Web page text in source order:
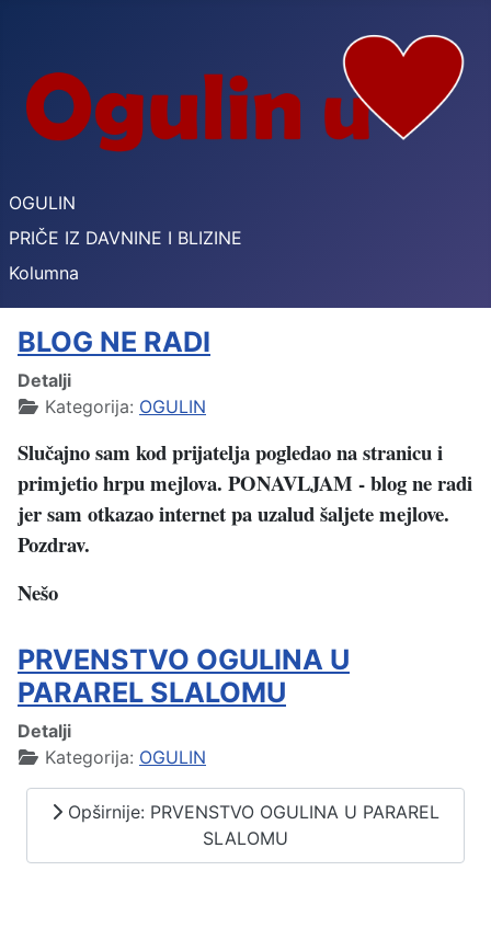
OGULIN
PRIČE IZ DAVNINE I BLIZINE
Kolumna
BLOG NE RADI
Detalji
Kategorija: OGULIN
Slučajno sam kod prijatelja pogledao na stranicu i
primjetio hrpu mejlova. PONAVLJAM - blog ne radi
jer sam otkazao internetpa uzalud šaljete mejlove.
Pozdrav.
Nešo
PRVENSTVO OGULINA U
PARAREL SLALOMU
Detalji
Kategorija: OGULIN
Opširnije: PRVENSTVO OGULINA U PARAREL
SLALOMU